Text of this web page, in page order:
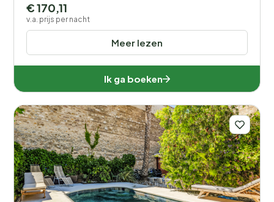
Meer lezen
€ 170,11
v.a. prijs per nacht
Ik ga boeken